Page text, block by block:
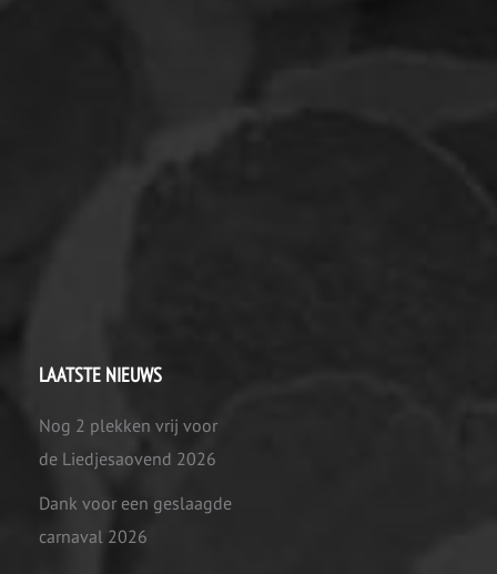
LAATSTE NIEUWS
Nog 2 plekken vrij voor
de Liedjesaovend 2026
Dank voor een geslaagde
carnaval 2026